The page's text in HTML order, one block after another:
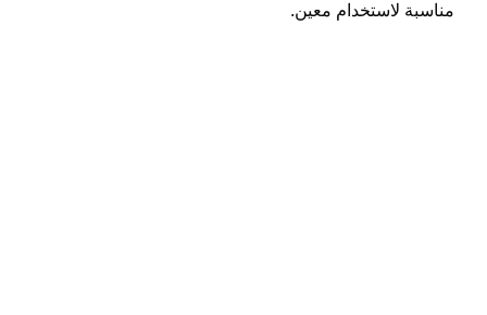
مناسبة لاستخدام معين.